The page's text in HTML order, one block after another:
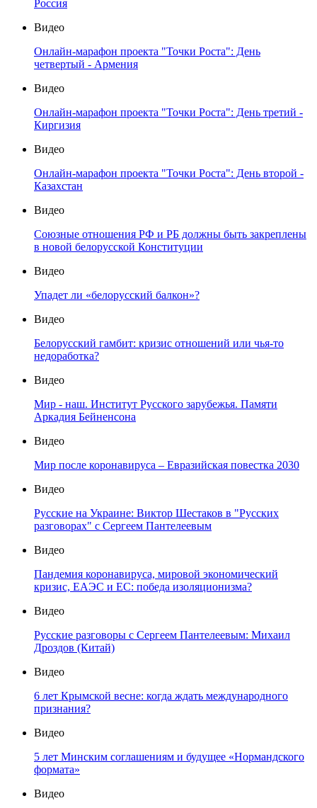
Россия
Видео
Онлайн-марафон проекта "Точки Роста": День
четвертый - Армения
Видео
Онлайн-марафон проекта "Точки Роста": День третий -
Киргизия
Видео
Онлайн-марафон проекта "Точки Роста": День второй -
Казахстан
Видео
Союзные отношения РФ и РБ должны быть закреплены
в новой белорусской Конституции
Видео
Упадет ли «белорусский балкон»?
Видео
Белорусский гамбит: кризис отношений или чья-то
недоработка?
Видео
Мир - наш. Институт Русского зарубежья. Памяти
Аркадия Бейненсона
Видео
Мир после коронавируса – Евразийская повестка 2030
Видео
Русские на Украине: Виктор Шестаков в "Русских
разговорах" с Сергеем Пантелеевым
Видео
Пандемия коронавируса, мировой экономический
кризис, ЕАЭС и ЕС: победа изоляционизма?
Видео
Русские разговоры с Сергеем Пантелеевым: Михаил
Дроздов (Китай)
Видео
6 лет Крымской весне: когда ждать международного
признания?
Видео
5 лет Минским соглашениям и будущее «Нормандского
формата»
Видео